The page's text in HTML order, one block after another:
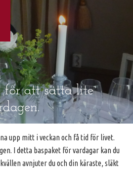
för att sätta lite
upp mitt i veckan och få tid för livet.
I detta baspaket för vardagar kan du
avnjuter du och din käraste, släkt